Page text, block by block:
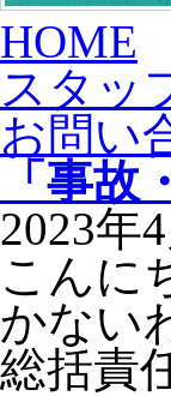
HOME
スタッ
お問い
「事
2023年
こんに
かない
総括責